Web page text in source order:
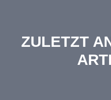
ZULETZT